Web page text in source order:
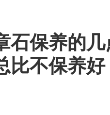
石保养的
比不保养好